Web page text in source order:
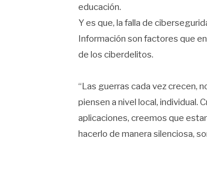
educación.
Y es que, la falla de
Información son factores que
de los ciberdelitos.
“Las guerras cada vez crecen,
piensen a nivel local, individual.
aplicaciones, creemos que
hacerlo de manera silenciosa,